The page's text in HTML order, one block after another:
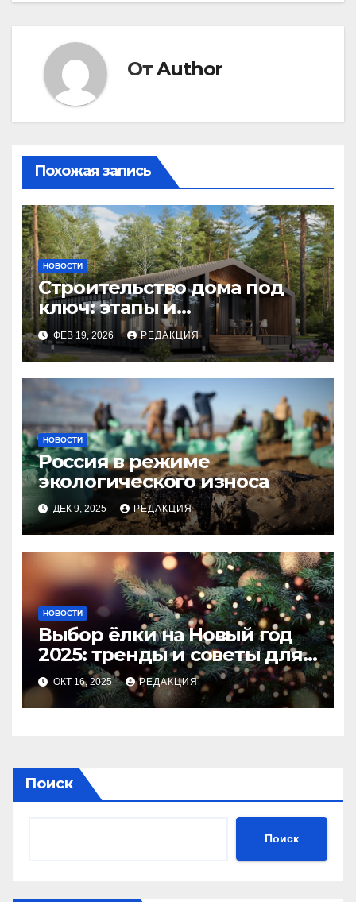
ОтAuthor
Похожая запись
НОВОСТИ
Строительство дома под
ключ: этапы и
планирование бюджета
ФЕВ 19, 2026 РЕДАКЦИЯ
НОВОСТИ
Россия в режиме
экологического износа
ДЕК 9, 2025 РЕДАКЦИЯ
НОВОСТИ
Выбор ёлки на Новый год
2025: тренды и советы для
идеального праздника
ОКТ 16, 2025 РЕДАКЦИЯ
Поиск
Поиск